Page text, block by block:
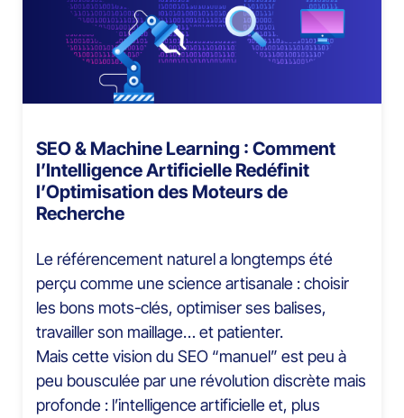
SEO & Machine Learning : Comment
l’Intelligence Artificielle Redéfinit
l’Optimisation des Moteurs de
Recherche
Le référencement naturel a longtemps été
perçu comme une science artisanale : choisir
les bons mots-clés, optimiser ses balises,
travailler son maillage… et patienter.
Mais cette vision du SEO “manuel” est peu à
peu bousculée par une révolution discrète mais
profonde : l’intelligence artificielle et, plus